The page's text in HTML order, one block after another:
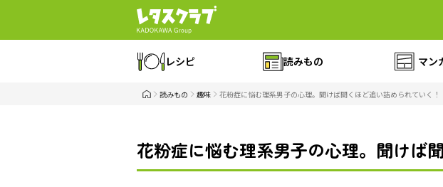
レシピ 読みもの マン
読みもの 趣味 花粉症に悩む理系男子の心理。聞けば聞くほど追い詰められていく！
花粉症に悩む理系男子の心理。聞けば